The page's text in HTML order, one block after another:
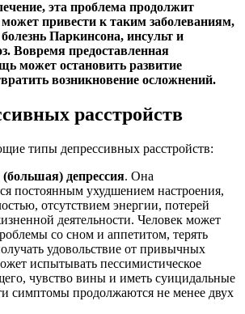
эта проблема продолжит
может привести к таким заболеваниям,
Паркинсона, инсульт и
Вовремя предоставленная
может остановить развитие
возникновение осложнений.
расстройств
типы депрессивных расстройств:
депрессия. Она
постоянным ухудшением настроения,
отсутствием энергии, потерей
деятельности. Человек может
со сном и аппетитом, терять
удовольствие от привычных
испытывать пессимистическое
чувство вины и иметь суицидальные
симптомы продолжаются не менее двух